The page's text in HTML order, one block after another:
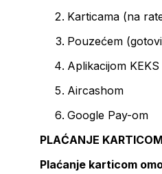
Karticama (na
Pouzećem
Aplikacijom
Aircashom
Google Pay-om
PLAĆANJE KARTICOM
Plaćanje karticom